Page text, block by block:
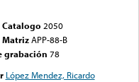
Catalogo 2050
Matriz APP-88-B
grabación 78
López Mendez, Ricardo